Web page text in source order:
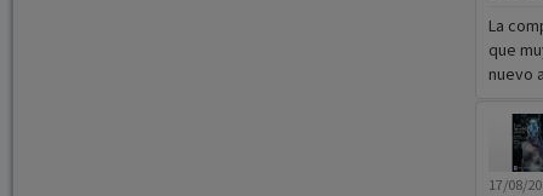
La
que
nuevo
17/08/